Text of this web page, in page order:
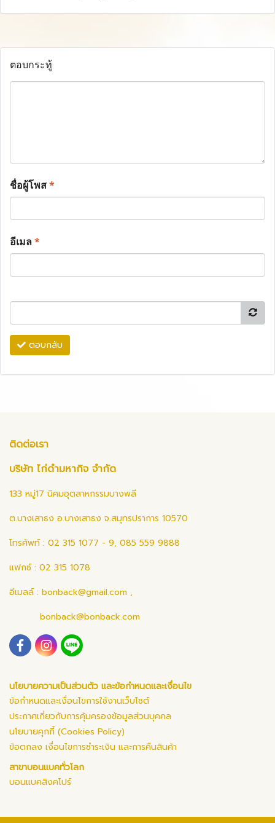
ตอบกระทู้
ชื่อผู้โพส*
อีเมล*
ตอบกลับ
ติดต่อเรา
บริษัท ไก่ดำมหากิจ จำกัด
133 หมู่17 นิคมอุตสาหกรรมบางพลี
ต.บางเสาธง อ.บางเสาธง จ.สมุทรปราการ 10570
โทรศัพท์ : 02 315 1077 - 9, 085 559 9888
แฟกซ์ : 02 315 1078
อีเมลล์ : bonback@gmail.com ,
bonback@bonback.com
นโยบายความเป็นส่วนตัว และข้อกำหนดและเงื่อนไข
ข้อกำหนดและเงื่อนไขการใช้งานเว็บไซต์
ประกาศเกี่ยวกับการคุ้มครองข้อมูลส่วนบุคคล
นโยบายคุกกี้ (Cookies Policy)
ข้อตกลง เงื่อนไขการชำระเงิน และการคืนสินค้า
สาขาบอนแบคทั่วโลก
บอนแบคสิงคโปร์